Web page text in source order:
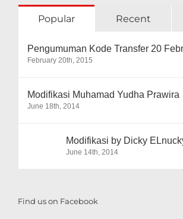
Popular Recent
Pengumuman Kode Transfer 20
February 20th, 2015
Modifikasi Muhamad Yudha Prawira
June 18th, 2014
Modifikasi by Dicky
June 14th, 2014
Find us on Facebook